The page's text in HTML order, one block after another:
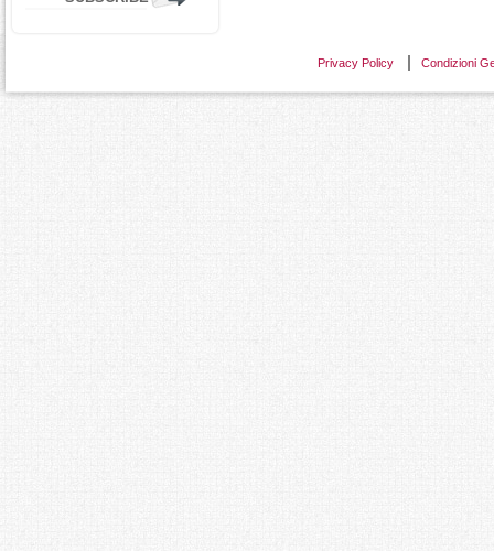
Privacy Policy Condizioni